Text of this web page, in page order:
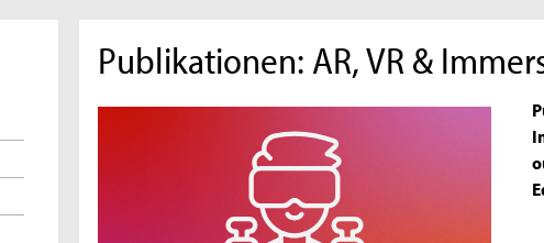
Publikationen: AR, VR &